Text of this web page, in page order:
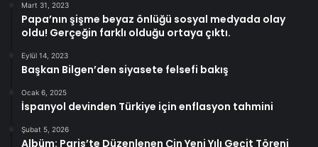
Mart 31, 2023
Papa’nın şişme beyaz önlüğü sosyal medyada olay
oldu! Gerçeğin farklı olduğu ortaya çıktı.
Eylül 14, 2023
Başkan Bilgen’den siyasete felsefi bakış
Ocak 6, 2025
İspanyol devinden Türkiye için enflasyon tahmini
Şubat 5, 2026
Albüm: Paris’te Düzenlenen Çin Yeni Yılı Geçit Töreni